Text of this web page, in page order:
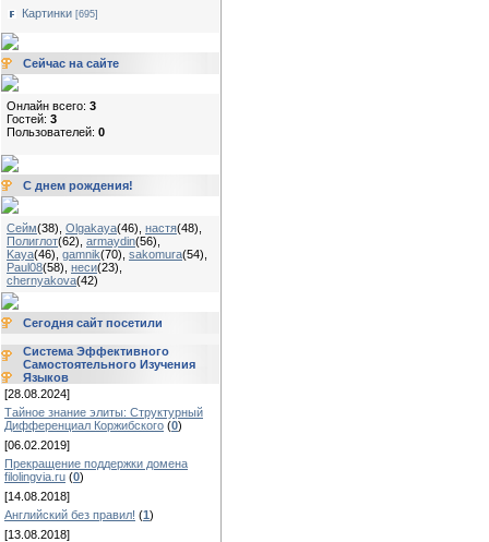
Картинки [695]
Сейчас на сайте
Онлайн всего: 3
Гостей: 3
Пользователей: 0
С днем рождения!
Сейм(38) Olgakaya(46) настя(48)
Полиглот(62) armaydin(56)
Kaya(46) gamnik(70) sakomura(54)
Paul08(58) неси(23)
chernyakova(42)
Сегодня сайт посетили
Система Эффективного
Самостоятельного Изучения
Языков
[28.08.2024]
Тайное знание элиты: Структурный
Дифференциал Коржибского (0)
[06.02.2019]
Прекращение поддержки домена
filolingvia.ru (0)
[14.08.2018]
Английский без правил! (1)
[13.08.2018]